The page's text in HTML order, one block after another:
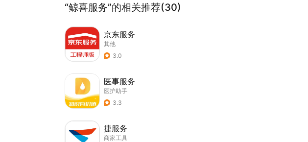
“鲸喜服务”的相关推荐(30)
京东服务
其他
3.0
医事服务
医护助手
3.3
捷服务
商家工具